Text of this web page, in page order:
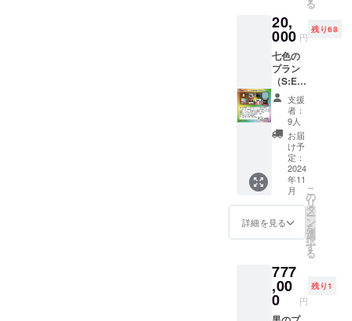
す。
贈りい
たしま
す。 皆
様の応
援によ
りコン
ポーネ
ントの
仕様を
グレー
ドアッ
プする
予定を
してお
りま
す。
援によ
りコン
ポーネ
ントの
仕様を
グレー
ドアッ
プする
予定を
してお
りま
す。
しい布
製の白
色のプ
レイ
マット
をお贈
りいた
しま
す。プ
レイ時
に気分
が上が
る一品
です。
は赤、
橙、
青、
桃、
紫、
白、黒
中であ
り、
追って
活動報
告にて
公表さ
せてい
ただき
ます。
ス
ウェー
ド生地
の触り
心地、
見た目
素晴ら
しい布
レイ
マット
をお贈
りいた
作のク
ラウド
ディン
グのた
めにス
マート
フォン
ならび
にPCで
利用可
能な限
定壁紙
をお贈
りいた
しま
す。デ
在調整
中であ
り、
りいた
しま
す。 ・
CF限定
壁紙 ・
プレイ
マット
（青）
１枚 ・
プレイ
マット
布（青
黒）１
定カー
ド６３
箱（1st
EDITIO
N）
【詳
る
20,
000 円
残り68
七色の
プラン
（S:EV
ENプラ
ン）２
０,００
０円 多
大なる
ご支援
にお応
えして
ゲーム
本体１
箱ほか
多数の
りいた
しま
す。 ・
CF限定
支援
者：
9人
お届
け予
定：
2024
年11
月
詳細を見る
こ
の
リ
タ
ー
ン
を
選
択
す
る
777
,00
0 円
残り1